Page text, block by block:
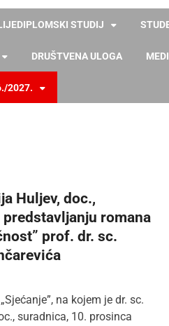
STUDIJ
DRUŠTVENA ULOGA
2027.
Huljev, doc.,
romana
prof. dr. sc.
na kojem je dr. sc.
suradnica, 10. prosinca